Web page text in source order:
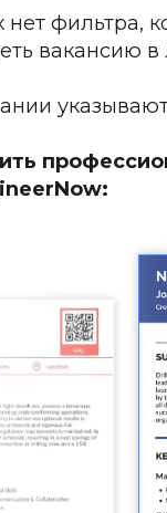
нет фильтра,
вакансию в